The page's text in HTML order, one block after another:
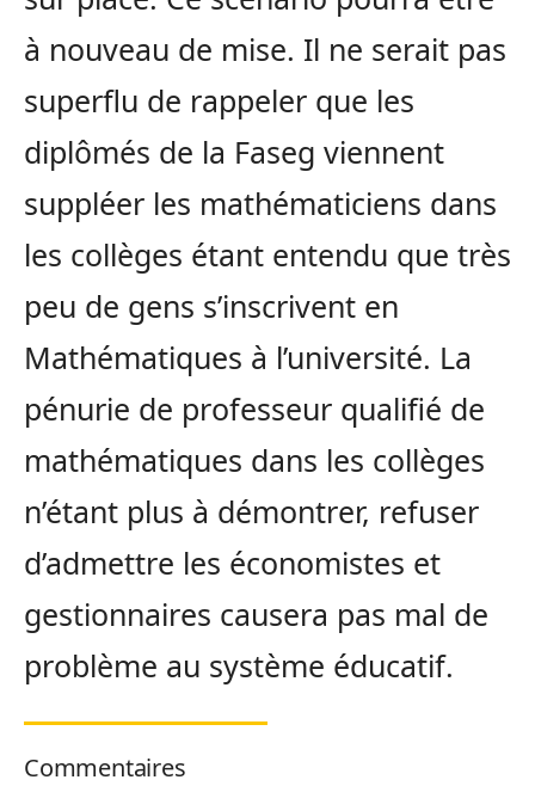
à nouveau de mise. Il ne serait pas
superflu de rappeler que les
diplômés de la Faseg viennent
suppléer les mathématiciens dans
les collèges étant entendu que très
peu de gens s’inscrivent en
Mathématiques à l’université. La
pénurie de professeur qualifié de
mathématiques dans les collèges
n’étant plus à démontrer, refuser
d’admettre les économistes et
gestionnaires causera pas mal de
problème au système éducatif.
Commentaires